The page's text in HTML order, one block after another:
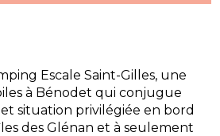
Escale Saint-Gilles, une
à Bénodet qui conjugue
situation privilégiée en bord
des Glénan et à seulement